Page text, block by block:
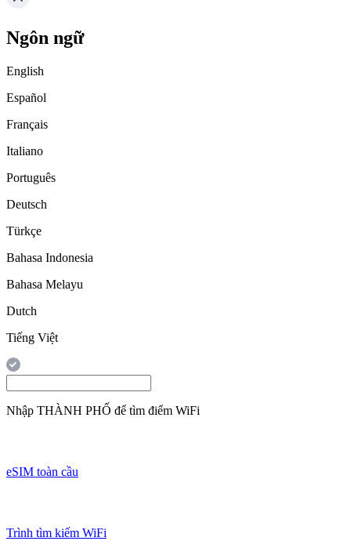
Ngôn ngữ
English
Español
Français
Italiano
Português
Deutsch
Türkçe
Bahasa Indonesia
Bahasa Melayu
Dutch
Tiếng Việt
Nhập THÀNH PHỐ để tìm điểm WiFi
eSIM toàn cầu
Trình tìm kiếm WiFi